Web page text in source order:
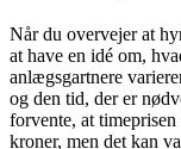
Når du overvejer at
at have en idé om,
anlægsgartnere
og den tid, der er
forvente, at
kroner, men det kan